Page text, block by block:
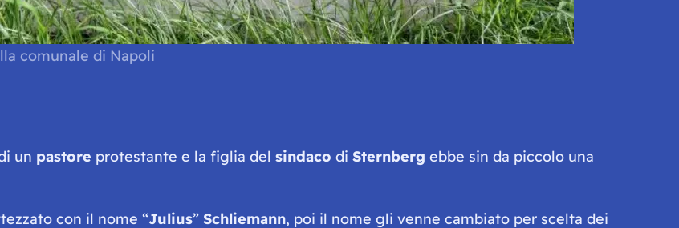
comunale di Napoli
un pastore protestante e la figlia del sindaco di Sternberg ebbe sin da piccolo una
con il nome “Julius” Schliemann, poi il nome gli venne cambiato per scelta dei